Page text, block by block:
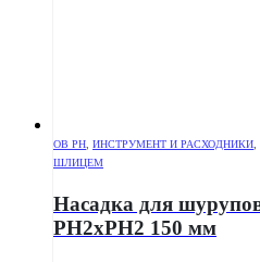
OB PH, ИНСТРУМЕНТ И РАСХОДНИКИ,
ШЛИЦЕМ
Насадка для
РН2хPH2 150 мм